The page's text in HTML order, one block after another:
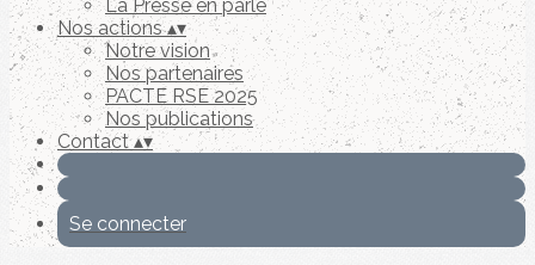
La Presse en parle
Nos actions▴▾
Notre vision
Nos partenaires
PACTE RSE 2025
Nos publications
Contact▴▾
Se connecter